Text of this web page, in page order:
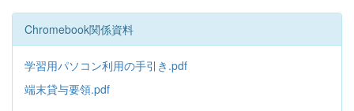
Chromebook関係資料
学習用パソコン利用の手引き.pdf
端末貸与要領.pdf